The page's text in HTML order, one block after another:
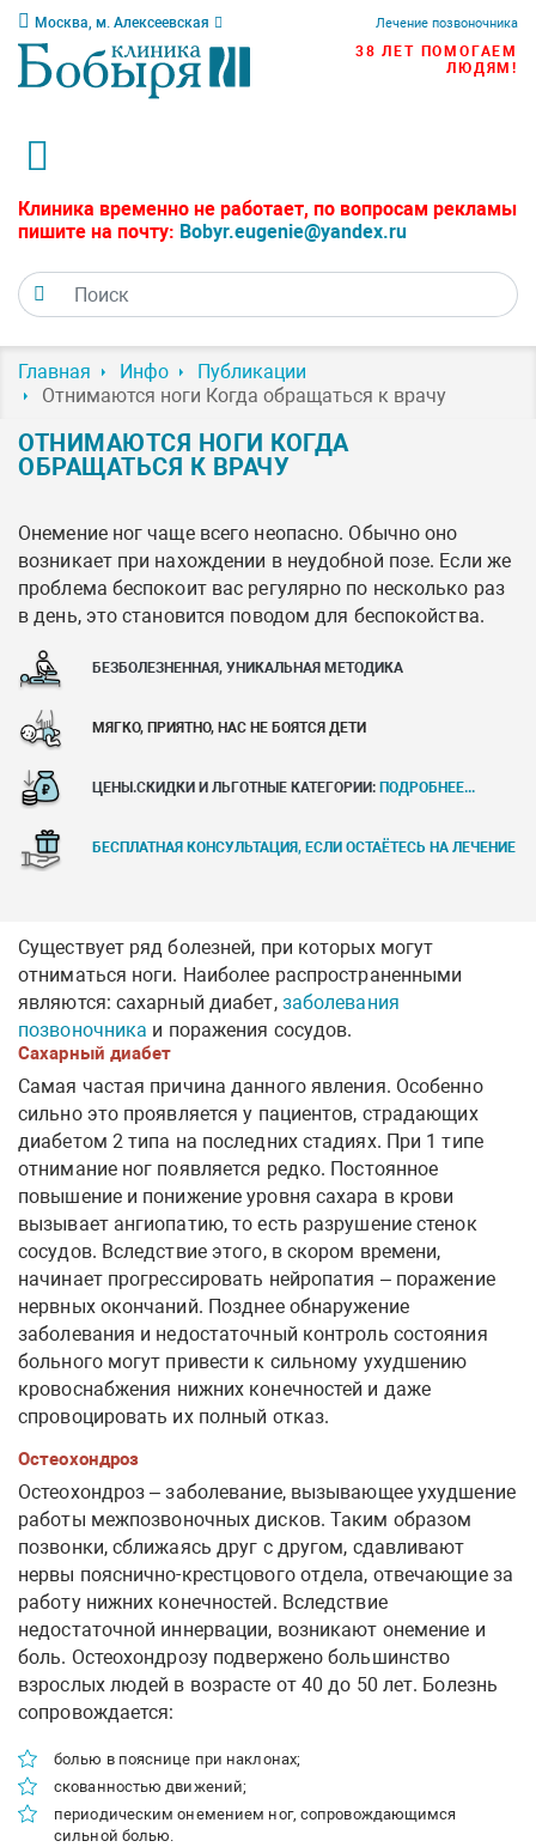
Москва, м. Алексеевская Лечение позвоночника
38 ЛЕТ ПОМОГАЕМ
ЛЮДЯМ!
Клиника временно не работает, по вопросам рекламы
пишите на почту: Bobyr.eugenie@yandex.ru
Главная Инфо
Публикации
Отнимаются ноги Когда обращаться к врачу
ОТНИМАЮТСЯ НОГИ КОГДА
ОБРАЩАТЬСЯ К ВРАЧУ
Онемение ног чаще всего неопасно. Обычно оно
возникает при нахождении в неудобной позе. Если же
проблема беспокоит вас регулярно по несколько раз
в день, это становится поводом для беспокойства.
БЕЗБОЛЕЗНЕННАЯ, УНИКАЛЬНАЯ МЕТОДИКА
МЯГКО, ПРИЯТНО, НАС НЕ БОЯТСЯ ДЕТИ
ЦЕНЫ.СКИДКИ И ЛЬГОТНЫЕ КАТЕГОРИИ: ПОДРОБНЕЕ...
БЕСПЛАТНАЯ КОНСУЛЬТАЦИЯ, ЕСЛИ ОСТАЁТЕСЬ НА ЛЕЧЕНИЕ
Существует ряд болезней, при которых могут
отниматься ноги. Наиболее распространенными
являются: сахарный диабет, заболевания
позвоночника и поражения сосудов.
Сахарный диабет
Самая частая причина данного явления. Особенно
сильно это проявляется у пациентов, страдающих
диабетом 2 типа на последних стадиях. При 1 типе
отнимание ног появляется редко. Постоянное
повышение и понижение уровня сахара в крови
вызывает ангиопатию, то есть разрушение стенок
сосудов. Вследствие этого, в скором времени,
начинает прогрессировать нейропатия – поражение
нервных окончаний. Позднее обнаружение
заболевания и недостаточный контроль состояния
больного могут привести к сильному ухудшению
кровоснабжения нижних конечностей и даже
спровоцировать их полный отказ.
Остеохондроз
Остеохондроз – заболевание, вызывающее ухудшение
работы межпозвоночных дисков. Таким образом
позвонки, сближаясь друг с другом, сдавливают
нервы пояснично-крестцового отдела, отвечающие за
работу нижних конечностей. Вследствие
недостаточной иннервации, возникают онемение и
боль. Остеохондрозу подвержено большинство
взрослых людей в возрасте от 40 до 50 лет. Болезнь
сопровождается:
болью в пояснице при наклонах;
скованностью движений;
периодическим онемением ног, сопровождающимся
сильной болью.